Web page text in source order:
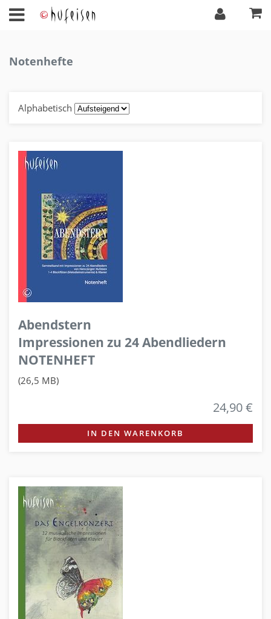
Notenhefte
Alphabetisch
Abendstern
Impressionen zu 24 Abendliedern
NOTENHEFT
(26,5 MB)
24,90 €
IN DEN WARENKORB